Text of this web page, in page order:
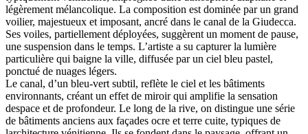
légèrement mélancolique. La composition est dominée par un grand
voilier, majestueux et imposant, ancré dans le canal de la Giudecca.
Ses voiles, partiellement déployées, suggèrent un moment de pause,
une suspension dans le temps. L’artiste a su capturer la lumière
particulière qui baigne la ville, diffusée par un ciel bleu pastel,
ponctué de nuages légers.
Le canal, d’un bleu-vert subtil, reflète le ciel et les bâtiments
environnants, créant un effet de miroir qui amplifie la sensation
despace et de profondeur. Le long de la rive, on distingue une série
de bâtiments anciens aux façades ocre et terre cuite, typiques de